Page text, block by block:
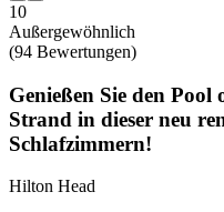
10
Außergewöhnlich
(94 Bewertungen)
Genießen Sie den Pool
Strand in dieser neu
Schlafzimmern!
Hilton Head